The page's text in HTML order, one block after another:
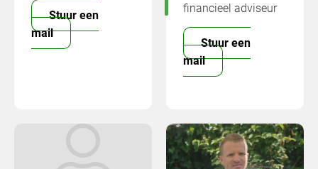
Stuur een
mail
financieel adviseur
Stuur een
mail